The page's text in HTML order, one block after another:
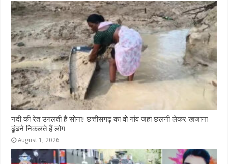
नदी की रेत उगलती है सोना! छत्तीसगढ़ का वो गांव जहां छलनी लेकर खजाना
ढूंढने निकलते हैं लोग
August 1, 2026